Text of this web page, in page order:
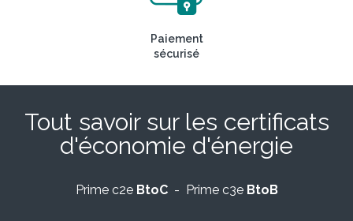
Paiement
sécurisé
Tout savoir sur les certificats
d'économie d'énergie
Prime c2e BtoC- Prime c3e BtoB